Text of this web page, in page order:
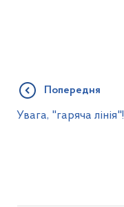
Попередня
Увага, "гаряча лінія"!